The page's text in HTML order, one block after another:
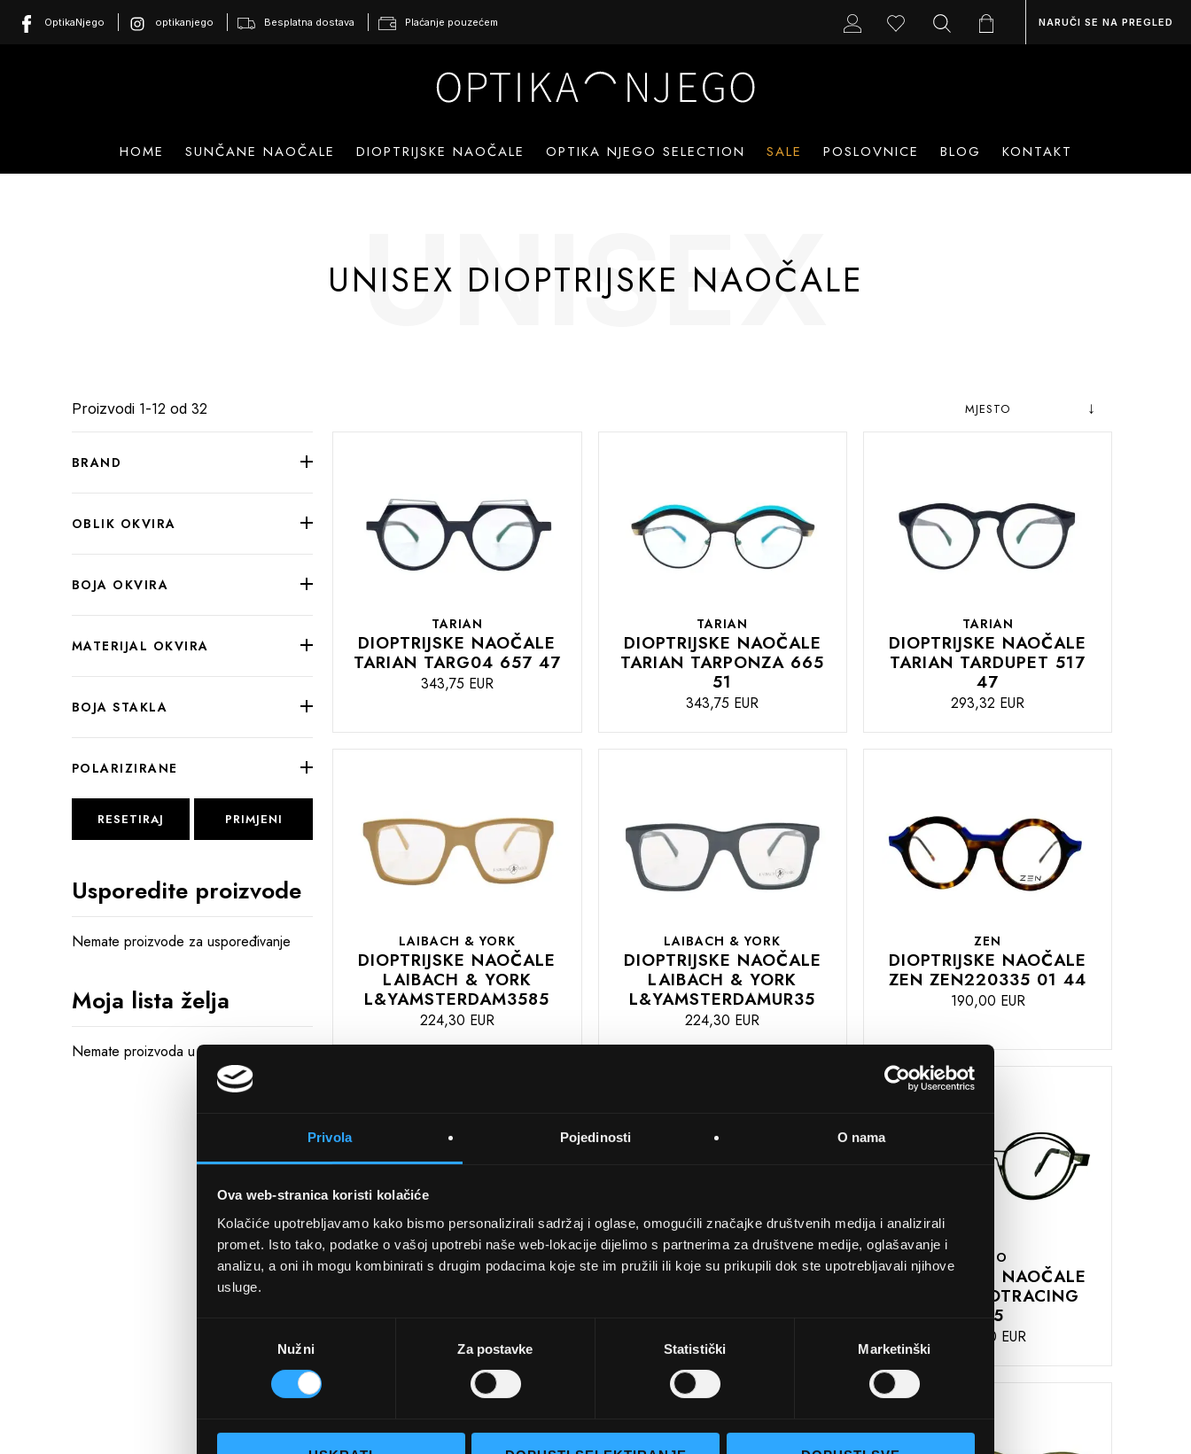
Privola Pojedinosti O nama
Ova web-stranica koristi kolačiće
Kolačiće upotrebljavamo kako bismo personalizirali sadržaj i oglase, omogućili značajke društvenih medija i analizirali
promet. Isto tako, podatke o vašoj upotrebi naše web-lokacije dijelimo s partnerima za društvene medije, oglašavanje i
analizu, a oni ih mogu kombinirati s drugim podacima koje ste im pružili ili koje su prikupili dok ste upotrebljavali njihove
usluge.
Nužni Za postavke Statistički Marketinški
OptikaNjego optikanjego Besplatna dostava Plaćanje pouzećem NARUČI SE NA PREGLED
HOME SUNČANE NAOČALE DIOPTRIJSKE NAOČALE OPTIKA NJEGO SELECTION SALE POSLOVNICE BLOG KONTAKT
UNISEX
UNISEX DIOPTRIJSKE NAOČALE
Proizvodi 1-12 od 32 Sortiraj
TARIAN
DIOPTRIJSKE NAOČALE
TARIAN TARG04 657 47
343,75 EUR
DODAJTE
U
TARIAN
DIOPTRIJSKE NAOČALE
TARIAN TARPONZA 665
51
343,75 EUR
DODAJTE
TARIAN
DIOPTRIJSKE NAOČALE
TARIAN TARDUPET 517
47
293,32 EUR
DODAJTE
LAIBACH & YORK
DIOPTRIJSKE NAOČALE
LAIBACH & YORK
L&YAMSTERDAM3585
224,30 EUR
LAIBACH & YORK
DIOPTRIJSKE NAOČALE
LAIBACH & YORK
L&YAMSTERDAMUR35
224,30 EUR
ZEN
DIOPTRIJSKE NAOČALE
ZEN ZEN220335 01 44
190,00 EUR
KOŠARICU
THEO
DIOPTRIJSKE NAOČALE
THEO
DIOPTRIJSKE NAOČALE
THEO
DIOPTRIJSKE NAOČALE
THEO THEOTRACING
485
480,00 EUR
DODAJTE
BRAND
OBLIK OKVIRA
BOJA OKVIRA
MATERIJAL OKVIRA
BOJA STAKLA
POLARIZIRANE
RESETIRAJ PRIMJENI
Usporedite proizvode
Nemate proizvode za uspoređivanje
Moja lista želja
Nemate proizvoda u Vašoj listi želja